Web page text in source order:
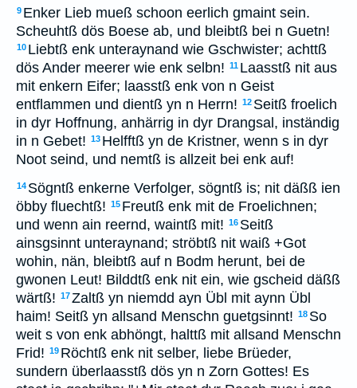
9 Enker Lieb mueß schoon eerlich gmaint sein.
Scheuhtß dös Boese ab, und bleibtß bei n Guetn!
10 Liebtß enk unteraynand wie Gschwister; achttß
dös Ander meerer wie enk selbn! 11 Laasstß nit aus
mit enkern Eifer; laasstß enk von n Geist
entflammen und dientß yn n Herrn! 12 Seitß froelich
in dyr Hoffnung, anhärrig in dyr Drangsal, inständig
in n Gebet! 13 Helfftß yn de Kristner, wenn s in dyr
Noot seind, und nemtß is allzeit bei enk auf!
14 Sögntß enkerne Verfolger, sögntß is; nit däßß ien
öbby fluechtß! 15 Freutß enk mit de Froelichnen;
und wenn ain reernd, waintß mit! 16 Seitß
ainsgsinnt unteraynand; ströbtß nit waiß +Got
wohin, nän, bleibtß auf n Bodm herunt, bei de
gwonen Leut! Bilddtß enk nit ein, wie gscheid däßß
wärtß! 17Zaltß yn niemdd ayn Übl mit aynn Übl
haim! Seitß yn allsand Menschn guetgsinnt! 18 So
weit s von enk abhöngt, halttß mit allsand Menschn
Frid! 19 Röchtß enk nit selber, liebe Brüeder,
sundern überlaasstß dös yn n Zorn Gottes! Es